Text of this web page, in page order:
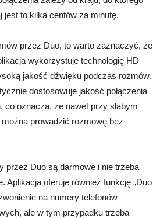
to kilka centów za minutę.
przez Duo, to warto zaznaczyć, że
wykorzystuje technologię HD
jakość dźwięku podczas rozmów.
dostosowuje jakość połączenia
co oznacza, że nawet przy słabym
można prowadzić rozmowę bez
przez Duo są darmowe i nie trzeba
Aplikacja oferuje również funkcję „Duo
na numery telefonów
ale w tym przypadku trzeba